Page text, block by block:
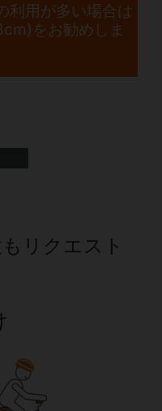
利用が多い場合は
をお勧めしま
リクエスト